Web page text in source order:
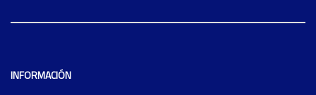
INFORMACIÓN